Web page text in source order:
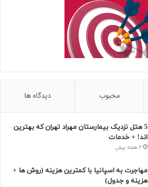
محبوب دیدگاه ها
5 هتل نزدیک بیمارستان مهراد تهران که بهترین‌
اند! + خدمات
2 هفته پیش
مهاجرت به اسپانیا با کمترین هزینه (روش ها +
هزینه و جدول)